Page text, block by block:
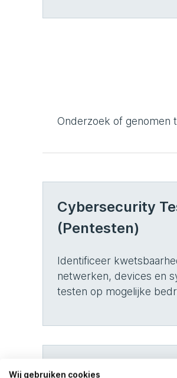
Onderzoek of genomen
Cybersecurity
(Pentesten)
Identificeer
netwerken, devices en
testen op mogelijke
Red Teaming
Wij gebruiken cookies